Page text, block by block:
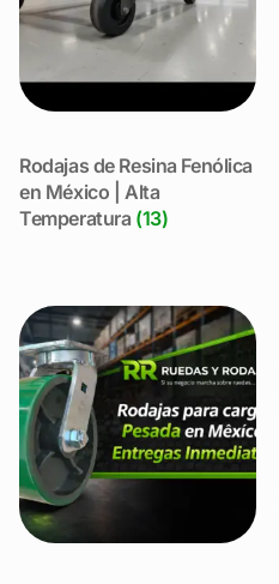
Rodajas de Resina Fenólica
en México | Alta
Temperatura (13)